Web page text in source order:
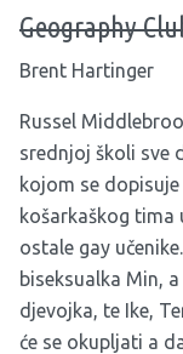
Geography
Brent Hartinger
Russel
srednjoj školi sve
kojom se
košarkaškog tima
ostale gay
biseksualka Min,
djevojka, te Ike,
će se okupljati a